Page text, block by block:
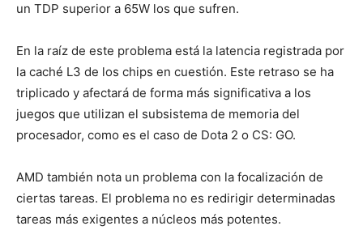
un TDP superior a 65W los que sufren.
En la raíz de este problema está la latencia registrada por
la caché L3 de los chips en cuestión. Este retraso se ha
triplicado y afectará de forma más significativa a los
juegos que utilizan el subsistema de memoria del
procesador, como es el caso de Dota 2 o CS: GO.
AMD también nota un problema con la focalización de
ciertas tareas. El problema no es redirigir determinadas
tareas más exigentes a núcleos más potentes.